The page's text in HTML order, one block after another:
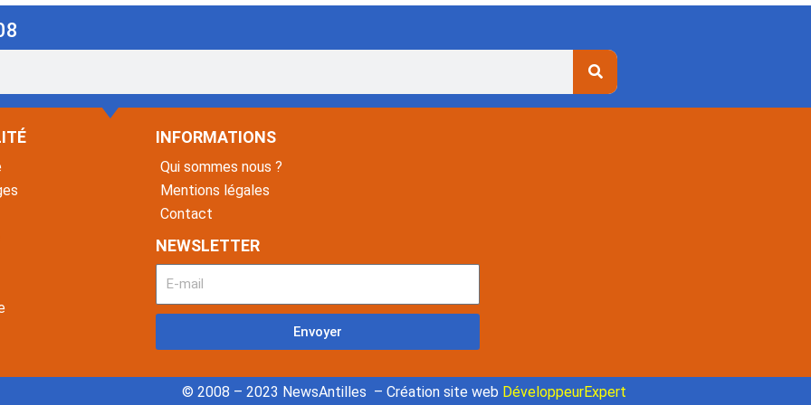
INFORMATIONS
Qui sommes nous ?
Mentions légales
Contact
NEWSLETTER
Envoyer
© 2008 – 2023 NewsAntilles – Création site web DéveloppeurExpert